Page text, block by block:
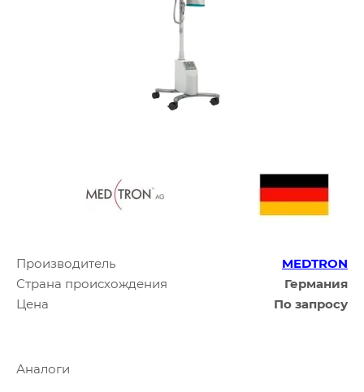
Производитель
MEDTRON
Страна происхождения
Германия
Цена
По запросу
Аналоги